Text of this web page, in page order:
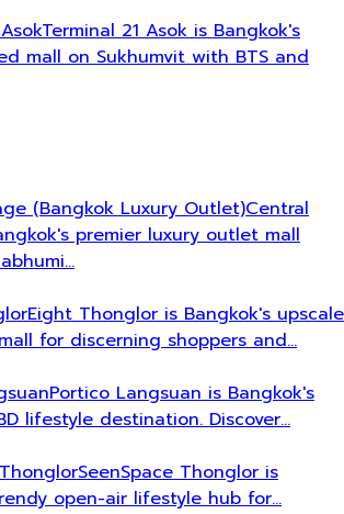
Terminal 21 Asok is Bangkok's
mall on Sukhumvit with BTS and
(Bangkok Luxury Outlet)Central
premier luxury outlet mall
Eight Thonglor is Bangkok's upscale
for discerning shoppers and…
Portico Langsuan is Bangkok's
lifestyle destination. Discover…
SeenSpace Thonglor is
open-air lifestyle hub for…